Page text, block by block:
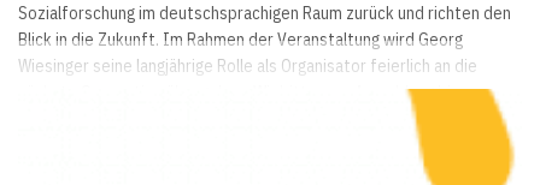
Sozialforschung im deutschsprachigen Raum zurück und richten den
Blick in die Zukunft. Im Rahmen der Veranstaltung wird Georg
Wiesinger seine langjährige Rolle als Organisator feierlich an die
nächste Generation übergeben. Wir bitten um Anmeldung bis zum...